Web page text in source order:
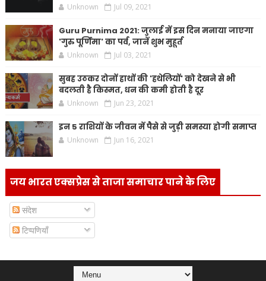
Unknown Jul 09, 2021
Guru Purnima 2021: जुलाई में इस दिन मनाया जाएगा
'गुरु पूर्णिमा' का पर्व, जानें शुभ मुहूर्त
Unknown Jul 03, 2021
सुबह उठकर दोनों हाथों की 'हथेलियों' को देखने से भी
बदलती है किस्मत, धन की कमी होती है दूर
Unknown Jun 23, 2021
इन 5 राशियों के जीवन में पैसे से जुड़ी समस्या होगी समाप्त
Unknown Jun 16, 2021
जय भारत एक्सप्रेस से ताजा समाचार पाने के लिए
संदेश
टिप्पणियाँ